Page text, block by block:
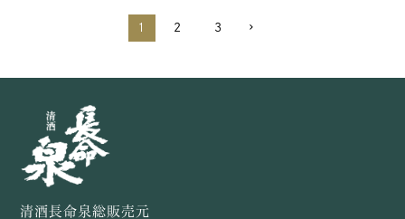
1 2 3
清酒長命泉総販売元